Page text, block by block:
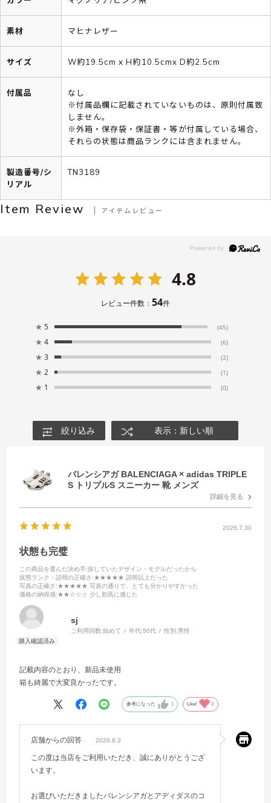
素材 マヒナレザー
サイズ W約19.5cm x H約10.5cmx D約2.5cm
付属品
なし
※付属品欄に記載されていないものは、原則付属致
しません。
※外箱・保存袋・保証書・等が付属している場合、
それらの状態は商品ランクには含まれません。
製造番号/シ
リアル
TN3189
Item Review アイテムレビュー
4.8
レビュー件数： 54件
★ 5 (45)
★ 4 (6)
★ 3 (2)
★ 2 (1)
★ 1 (0)
絞り込み 表示：新しい順
バレンシアガ BALENCIAGA × adidas TRIPLE
S トリプルS スニーカー 靴 メンズ
詳細を見る
2026.7.30
状態も完璧
この商品を選んだ決め手:探していたデザイン・モデルだったから
状態ランク・説明の正確さ :★★★★★ 説明以上だった
写真の正確さ :★★★★★ 写真の通りで、とても分かりやすかった
価格の納得感:★★☆☆☆ 少し割高に感じた
sj
ご利用回数:始めて 年代:50代 性別:男性
記載内容のとおり、新品未使用
箱も綺麗で大変良かったです。
参考になった 1 Like! 0
店舗からの回答 2026.8.3
この度は当店をご利用いただき、誠にありがとうござ
います。
お選びいただきましたバレンシアガとアディダスのコ